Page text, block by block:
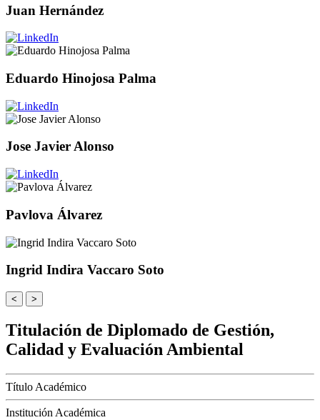
Juan Hernández
Eduardo Hinojosa Palma
Jose Javier Alonso
Pavlova Álvarez
Ingrid Indira Vaccaro Soto
< >
Titulación de Diplomado de Gestión,
Calidad y Evaluación Ambiental
Título Académico
Institución Académica